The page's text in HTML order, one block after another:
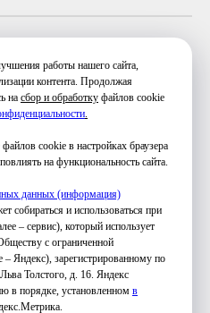
работы нашего сайта,
контента. Продолжая
на сбор и обработку файлов cookie
.
cookie в настройках браузера
на функциональность сайта.
данных (информация)
собираться и использоваться при
– сервис), который использует
с ограниченной
Яндекс), зарегистрированному по
Толстого, д. 16. Яндекс
в порядке, установленном в